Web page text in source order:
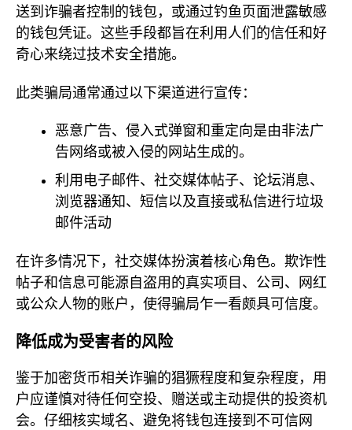
送到诈骗者控制的钱包，或通过钓鱼页面泄露敏感
的钱包凭证。这些手段都旨在利用人们的信任和好
奇心来绕过技术安全措施。
此类骗局通常通过以下渠道进行宣传：
恶意广告、侵入式弹窗和重定向是由非法广
告网络或被入侵的网站生成的。
利用电子邮件、社交媒体帖子、论坛消息、
浏览器通知、短信以及直接或私信进行垃圾
邮件活动
在许多情况下，社交媒体扮演着核心角色。欺诈性
帖子和信息可能源自盗用的真实项目、公司、网红
或公众人物的账户，使得骗局乍一看颇具可信度。
降低成为受害者的风险
鉴于加密货币相关诈骗的猖獗程度和复杂程度，用
户应谨慎对待任何空投、赠送或主动提供的投资机
会。仔细核实域名、避免将钱包连接到不可信网